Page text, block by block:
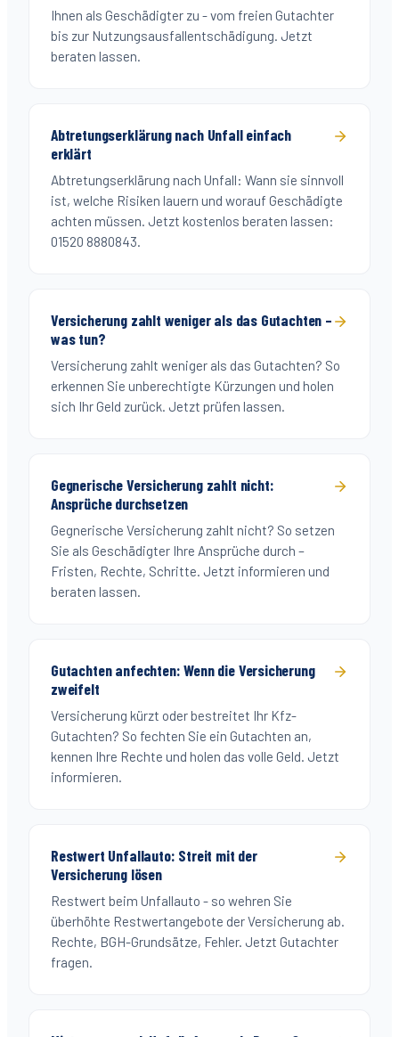
Ihnen als Geschädigter zu - vom freien Gutachter
bis zur Nutzungsausfallentschädigung. Jetzt
beraten lassen.
Abtretungserklärung nach Unfall einfach
erklärt
Abtretungserklärung nach Unfall: Wann sie sinnvoll
ist, welche Risiken lauern und worauf Geschädigte
achten müssen. Jetzt kostenlos beraten lassen:
01520 8880843.
Versicherung zahlt weniger als das Gutachten –
was tun?
Versicherung zahlt weniger als das Gutachten? So
erkennen Sie unberechtigte Kürzungen und holen
sich Ihr Geld zurück. Jetzt prüfen lassen.
Gegnerische Versicherung zahlt nicht:
Ansprüche durchsetzen
Gegnerische Versicherung zahlt nicht? So setzen
Sie als Geschädigter Ihre Ansprüche durch –
Fristen, Rechte, Schritte. Jetzt informieren und
beraten lassen.
Gutachten anfechten: Wenn die Versicherung
zweifelt
Versicherung kürzt oder bestreitet Ihr Kfz-
Gutachten? So fechten Sie ein Gutachten an,
kennen Ihre Rechte und holen das volle Geld. Jetzt
informieren.
Restwert Unfallauto: Streit mit der
Versicherung lösen
Restwert beim Unfallauto - so wehren Sie
überhöhte Restwertangebote der Versicherung ab.
Rechte, BGH-Grundsätze, Fehler. Jetzt Gutachter
fragen.